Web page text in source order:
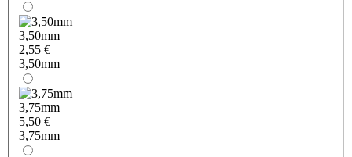
3,50mm
2,55 €
3,50mm
3,75mm
5,50 €
3,75mm